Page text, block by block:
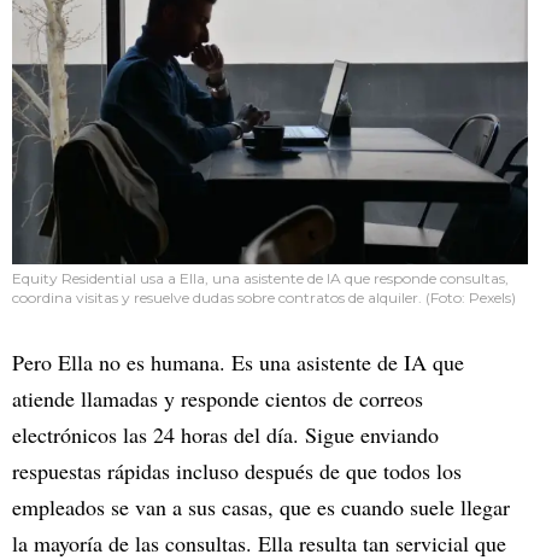
Equity Residential usa a Ella, una asistente de IA que responde consultas,
coordina visitas y resuelve dudas sobre contratos de alquiler. (Foto: Pexels)
Pero Ella no es humana. Es una asistente de IA que
atiende llamadas y responde cientos de correos
electrónicos las 24 horas del día. Sigue enviando
respuestas rápidas incluso después de que todos los
empleados se van a sus casas, que es cuando suele llegar
la mayoría de las consultas. Ella resulta tan servicial que